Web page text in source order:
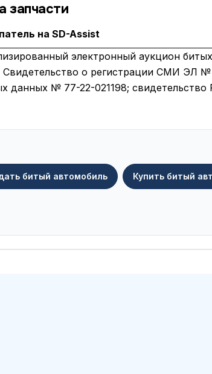
запчасти
на SD-Assist
электронный аукцион
Свидетельство о регистрации СМИ ЭЛ
данных № 77-22-021198;
битый автомобиль Купить битый